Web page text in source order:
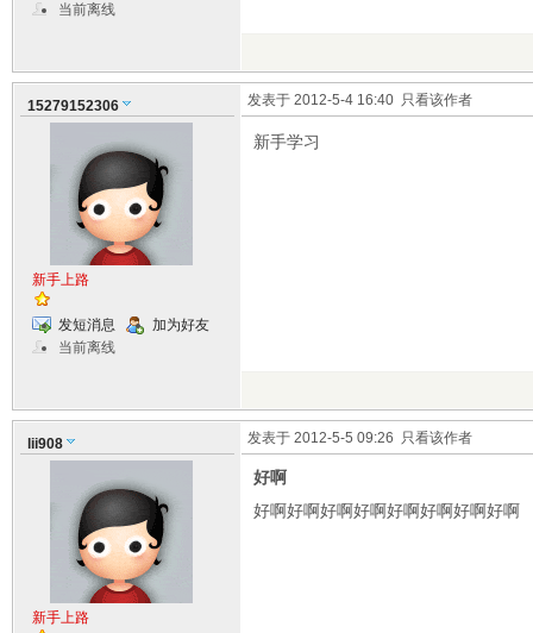
当前离线
15279152306
新手上路
发短消息
加为好友
当前离线
发表于 2012-5-4 16:40 只看该作者
新手学习
lii908
新手上路
发表于 2012-5-5 09:26 只看该作者
好啊
好啊好啊好啊好啊好啊好啊好啊好啊